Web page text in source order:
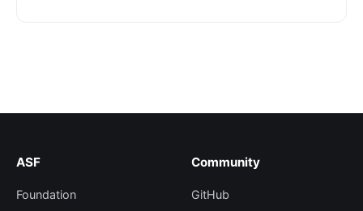
ASF
Foundation
Community
GitHub